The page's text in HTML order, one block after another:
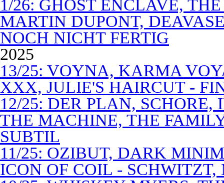
1/26: GHOST ENCLAVE,
MARTIN DUPONT,
NOCH NICHT FERTIG
2025
13/25: VOYNA, KARMA
XXX, JULIE'S HAIRCUT -
12/25: DER PLAN,
THE MACHINE, THE
SUBTIL
11/25: OZIBUT, DARK
ICON OF COIL -